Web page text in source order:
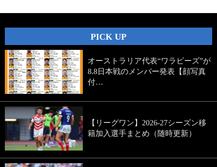
PICK UP
オーストラリア代表“ワラビーズ”が
8.8日本戦のメンバー発表【顔写真
付…
【リーグワン】2026-27シーズン移
籍加入選手まとめ（随時更新）